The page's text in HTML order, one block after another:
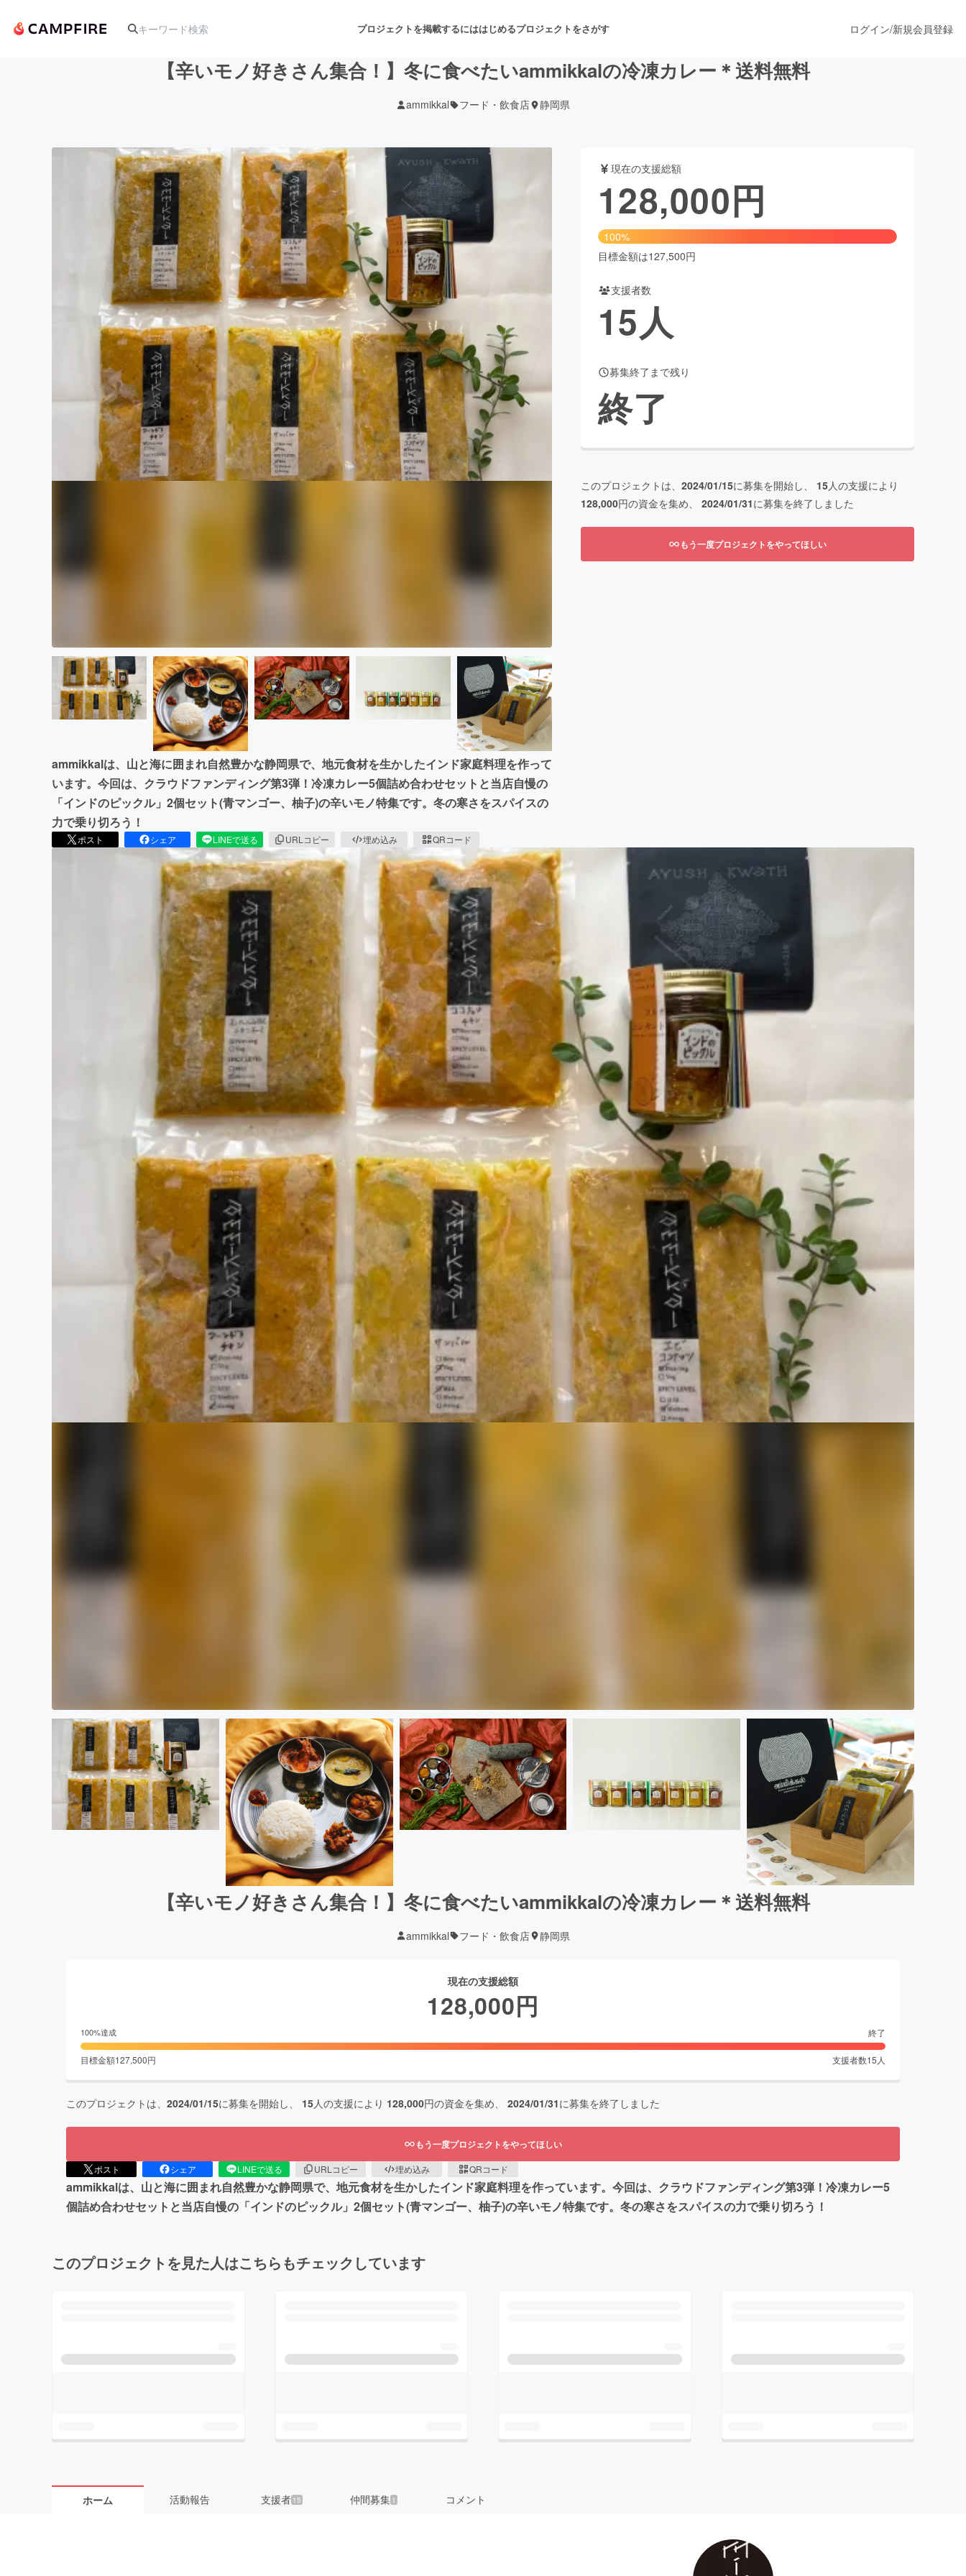
プロジェクトを掲載するにははじめるプロジェクトをさがす
アート・写真 音楽 舞台・パフォーマンス
テクノロジー・ガジェット ゲーム・サービス開発 ファッション
映像・映画 書籍・雑誌出版
ビジネス・起業 チャレンジ ビューティー・ヘルスケア
まちづくり・地域活性化
CAMPFIRE for Social GoodCAMPFIRE Creation
CAMPFIREふるさと納税machi-ya
ログイン/新規会員登録
【辛いモノ好きさん集合！】冬に食べたいammikkalの冷凍カレー＊送料無料
ammikkal フード・飲食店 静岡県
ammikkalは、山と海に囲まれ自然豊かな静岡県で、地元食材を生かしたインド家庭料理を作って
います。今回は、クラウドファンディング第3弾！冷凍カレー5個詰め合わせセットと当店自慢の
「インドのピックル」2個セット(青マンゴー、柚子)の辛いモノ特集です。冬の寒さをスパイスの
力で乗り切ろう！
ポスト シェア LINEで送る URLコピー 埋め込み QRコード
現在の支援総額
128,000円
100%
目標金額は127,500円
支援者数
15人
募集終了まで残り
終了
このプロジェクトは、 2024/01/15に募集を開始し、 15人の支援により
128,000円の資金を集め、 2024/01/31に募集を終了しました
もう一度プロジェクトをやってほしい
【辛いモノ好きさん集合！】冬に食べたいammikkalの冷凍カレー＊送料無料
ammikkal フード・飲食店 静岡県
現在の支援総額
128,000円
100%達成 終了
目標金額127,500円 支援者数15 人
このプロジェクトは、 2024/01/15に募集を開始し、 15人の支援により 128,000円の資金を集め、 2024/01/31に募集を終了しました
もう一度プロジェクトをやってほしい
ポスト シェア LINEで送る URLコピー 埋め込み QRコード
ammikkalは、山と海に囲まれ自然豊かな静岡県で、地元食材を生かしたインド家庭料理を作っています。今回は、クラウドファンディング第3弾！冷凍カレー5
個詰め合わせセットと当店自慢の「インドのピックル」2個セット(青マンゴー、柚子)の辛いモノ特集です。冬の寒さをスパイスの力で乗り切ろう！
このプロジェクトを見た人はこちらもチェックしています
ホーム 活動報告 支援者 15 仲間募集 1 コメント